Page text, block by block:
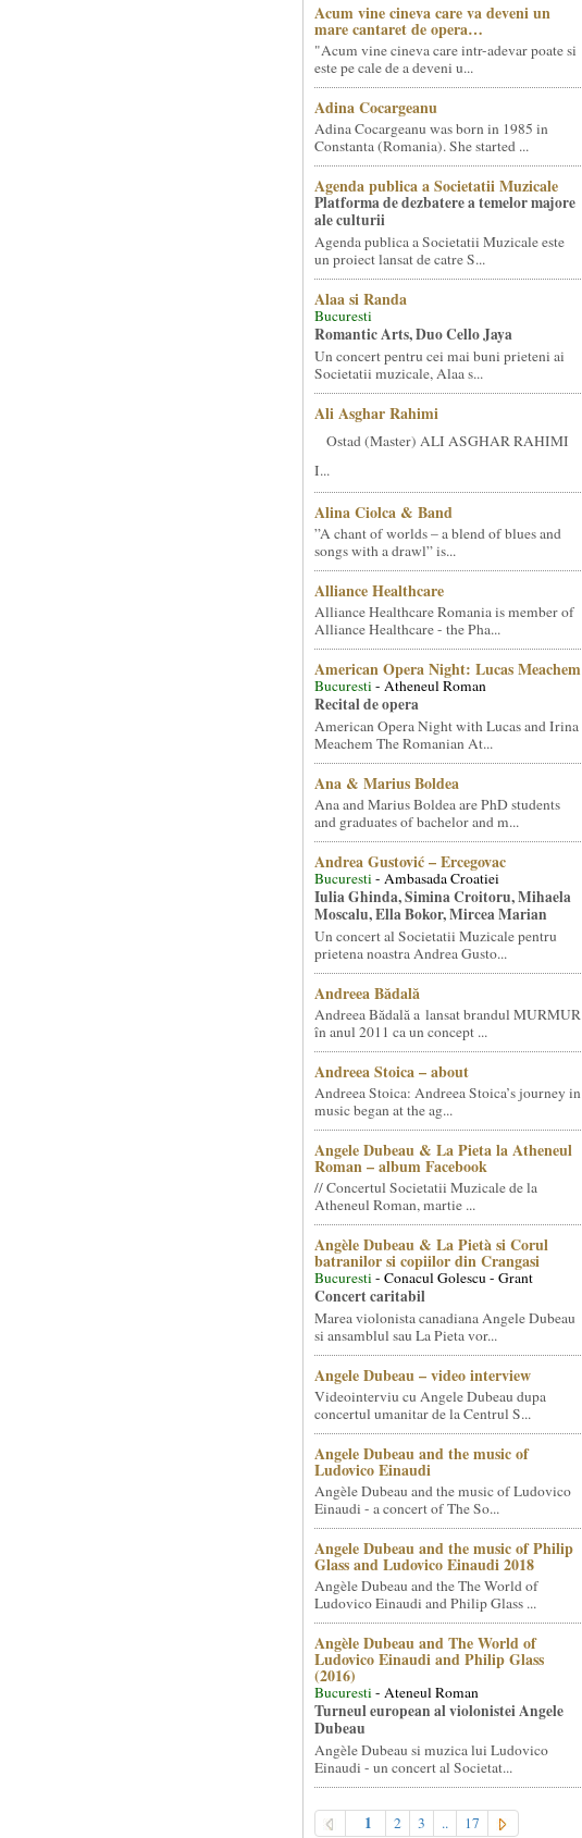
Acum vine cineva care va deveni un
mare cantaret de opera…
"Acum vine cineva care intr-adevar poate si
este pe cale de a deveni u...
Adina Cocargeanu
Adina Cocargeanu was born in 1985 in
Constanta (Romania). She started ...
Agenda publica a Societatii Muzicale
Platforma de dezbatere a temelor majore
ale culturii
Agenda publica a Societatii Muzicale este
un proiect lansat de catre S...
Alaa si Randa
Bucuresti
Romantic Arts, Duo Cello Jaya
Un concert pentru cei mai buni prieteni ai
Societatii muzicale, Alaa s...
Ali Asghar Rahimi
Ostad (Master) ALI ASGHAR RAHIMI
I...
Alina Ciolca & Band
”A chant of worlds – a blend of blues and
songs with a drawl” is...
Alliance Healthcare
Alliance Healthcare Romania is member of
Alliance Healthcare - the Pha...
American Opera Night: Lucas Meachem
Bucuresti- Atheneul Roman
Recital de opera
American Opera Night with Lucas and Irina
Meachem The Romanian At...
Ana & Marius Boldea
Ana and Marius Boldea are PhD students
and graduates of bachelor and m...
Andrea Gustović – Ercegovac
Bucuresti- Ambasada Croatiei
Iulia Ghinda, Simina Croitoru, Mihaela
Moscalu, Ella Bokor, Mircea Marian
Un concert al Societatii Muzicale pentru
prietena noastra Andrea Gusto...
Andreea Bădală
Andreea Bădală a lansat brandul MURMUR
în anul 2011 ca un concept ...
Andreea Stoica – about
Andreea Stoica: Andreea Stoica’s journey in
music began at the ag...
Angele Dubeau & La Pieta la Atheneul
Roman – album Facebook
// Concertul Societatii Muzicale de la
Atheneul Roman, martie ...
Angèle Dubeau & La Pietà si Corul
batranilor si copiilor din Crangasi
Bucuresti- Conacul Golescu - Grant
Concert caritabil
Marea violonista canadiana Angele Dubeau
si ansamblul sau La Pieta vor...
Angele Dubeau – video interview
Videointerviu cu Angele Dubeau dupa
concertul umanitar de la Centrul S...
Angele Dubeau and the music of
Ludovico Einaudi
Angèle Dubeau and the music of Ludovico
Einaudi - a concert of The So...
Angele Dubeau and the music of Philip
Glass and Ludovico Einaudi 2018
Angèle Dubeau and the The World of
Ludovico Einaudi and Philip Glass ...
Angèle Dubeau and The World of
Ludovico Einaudi and Philip Glass
(2016)
Bucuresti- Ateneul Roman
Turneul european al violonistei Angele
Dubeau
Angèle Dubeau si muzica lui Ludovico
Einaudi - un concert al Societat...
1 2 3 .. 17